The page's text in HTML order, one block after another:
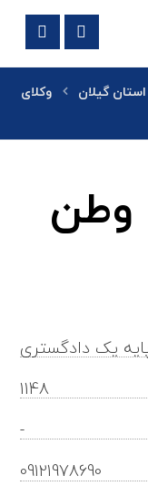
گیلان
وکلای
وطن
یک دادگستری
1148
-
09121978690